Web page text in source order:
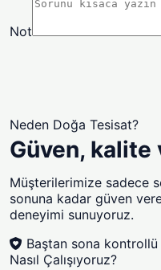
Not
Neden Doğa Tesisat?
Güven, kalite
Müşterilerimize sadece
sonuna kadar güven
deneyimi sunuyoruz.
Baştan sona
Nasıl Çalışıyoruz?